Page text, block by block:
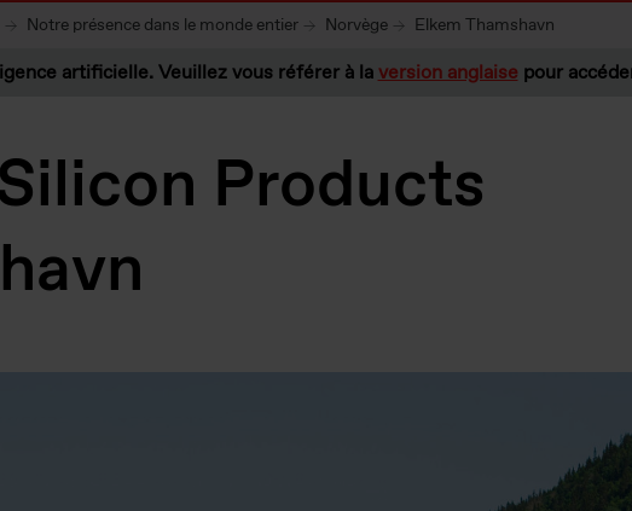
Notre présence dans le monde entier Norvège Elkem Thamshavn
artificielle. Veuillez vous référer à laversion anglaise pour
Products